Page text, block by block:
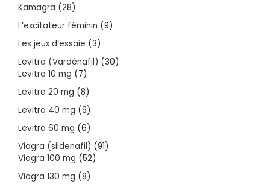
Kamagra 2828
products
L’excitateur féminin 99
Les jeux d’essaie 33
products
Levitra (Vardénafil) 3030
Levitra 10 mg 77
products
Levitra 20 mg 88
products
Levitra 40 mg 99
products
Levitra 60 mg 66
products
Viagra (sildenafil) 9191
Viagra 100 mg 5252
Viagra 130 mg 88